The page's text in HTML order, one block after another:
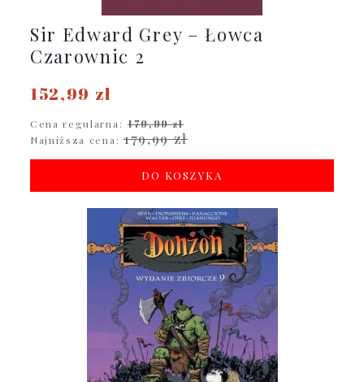
Sir Edward Grey – Łowca
Czarownic 2
152,99 zł
Cena regularna: 179,99 zł
Najniższa cena: 179,99 zł
DO KOSZYKA